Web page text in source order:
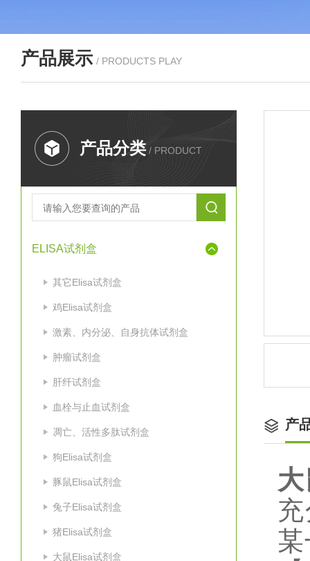
产品展示 / PRODUCTS PLAY
产品分类 / PRODUCT
ELISA试剂盒
其它Elisa试剂盒
鸡Elisa试剂盒
激素、内分泌、自身抗体试剂盒
肿瘤试剂盒
肝纤试剂盒
血栓与止血试剂盒
凋亡、活性多肽试剂盒
狗Elisa试剂盒
豚鼠Elisa试剂盒
兔子Elisa试剂盒
猪Elisa试剂盒
大鼠Elisa试剂盒
产